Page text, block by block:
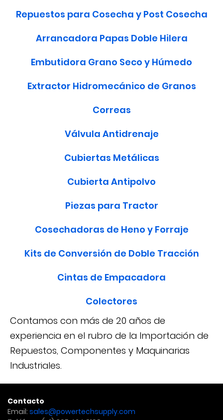
Repuestos para Cosecha y Post Cosecha
Arrancadora Papas Doble Hilera
Embutidora Grano Seco y Húmedo
Extractor Hidromecánico de Granos
Correas
Válvula Antidrenaje
Cubiertas Metálicas
Cubierta Antipolvo
Piezas para Tractor
Cosechadoras de Heno y Forraje
Kits de Conversión de Doble Tracción
Cintas de Empacadora
Colectores
Contamos con más de 20 años de
experiencia en el rubro de la Importación de
Repuestos, Componentes y Maquinarias
Industriales.
Contacto
Email: sales@powertechsupply.com